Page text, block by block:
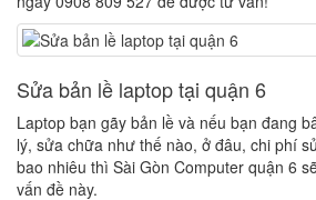
Sửa bản lề laptop tại quận 6
Laptop bạn gãy bản lề và nếu bạn đang
lý, sửa chữa như thế nào, ở đâu, chi phí
bao nhiêu thì Sài Gòn Computer quận 6
vấn đề này.